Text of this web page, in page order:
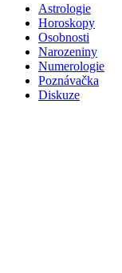
Astrologie
Horoskopy
Osobnosti
Narozeniny
Numerologie
Poznávačka
Diskuze